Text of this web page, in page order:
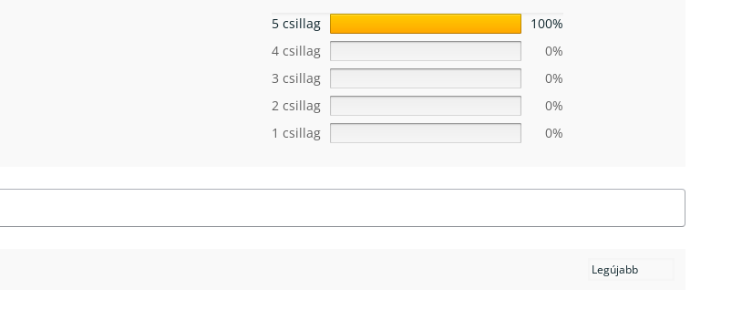
5 csillag
100%
4 csillag
0%
3 csillag
0%
2 csillag
0%
1 csillag
0%